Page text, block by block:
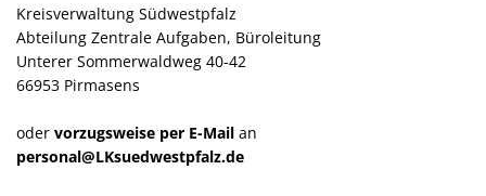
Kreisverwaltung Südwestpfalz
Abteilung Zentrale Aufgaben, Büroleitung
Unterer Sommerwaldweg 40-42
66953 Pirmasens
oder vorzugsweise per E-Mail an
personal@LKsuedwestpfalz.de